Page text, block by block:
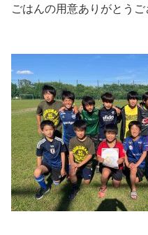
ごはんの用意ありがとうご